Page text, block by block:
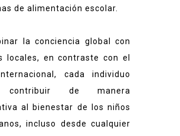
de alimentación escolar.
la conciencia global con
locales, en contraste con el
cada individuo
contribuir de manera
al bienestar de los niños
incluso desde cualquier